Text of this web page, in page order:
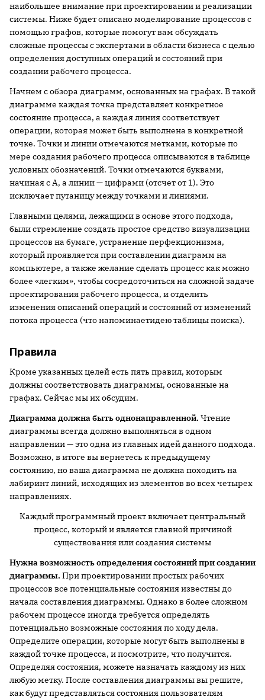
наибольшее внимание при проектировании и реализации
системы. Ниже будет описано моделирование процессов с
помощью графов, которые помогут вам обсуждать
сложные процессы с экспертами в области бизнеса с целью
определения доступных операций и состояний при
создании рабочего процесса.
Начнем с обзора диаграмм, основанных на графах. В такой
диаграмме каждая точка представляет конкретное
состояние процесса, а каждая линия соответствует
операции, которая может быть выполнена в конкретной
точке. Точки и линии отмечаются метками, которые по
мере создания рабочего процесса описываются в таблице
условных обозначений. Точки отмечаются буквами,
начиная с A, а линии — цифрами (отсчет от 1). Это
исключает путаницу между точками и линиями.
Главными целями, лежащими в основе этого подхода,
были стремление создать простое средство визуализации
процессов на бумаге, устранение перфекционизма,
который проявляется при составлении диаграмм на
компьютере, а также желание сделать процесс как можно
более «легким», чтобы сосредоточиться на сложной задаче
проектирования рабочего процесса, и отделить
изменения описаний операций и состояний от изменений
потока процесса (что напоминаетидею таблицы поиска).
Правила
Кроме указанных целей есть пять правил, которым
должны соответствовать диаграммы, основанные на
графах. Сейчас мы их обсудим.
Диаграмма должна быть однонаправленной. Чтение
диаграммы всегда должно выполняться в одном
направлении — это одна из главных идей данного подхода.
Возможно, в итоге вы вернетесь к предыдущему
состоянию, но ваша диаграмма не должна походить на
лабиринт линий, исходящих из элементов во всех четырех
направлениях.
Каждый программный проект включает центральный
процесс, который и является главной причиной
существования или создания системы
Нужна возможность определения состояний при создании
диаграммы. При проектировании простых рабочих
процессов все потенциальные состояния известны до
начала составления диаграммы. Однако в более сложном
рабочем процессе иногда требуется определять
потенциально возможные состояния по ходу дела.
Определите операции, которые могут быть выполнены в
каждой точке процесса, и посмотрите, что получится.
Определяя состояния, можете назначать каждому из них
любую метку. После составления диаграммы вы решите,
как будут представляться состояния пользователям